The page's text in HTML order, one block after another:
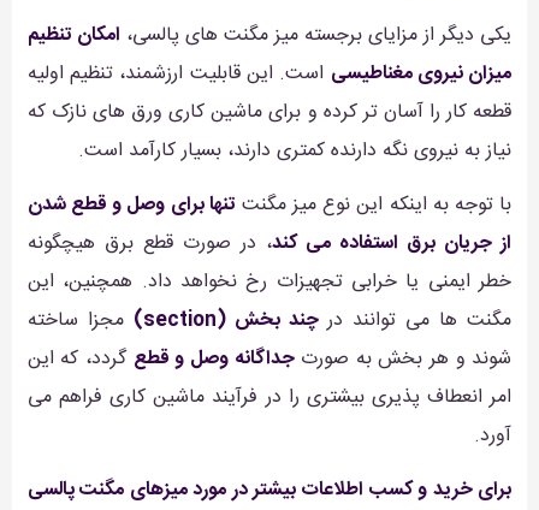
یکی دیگر از مزایای برجسته میز مگنت های پالسی، امکان تنظیم
میزان نیروی مغناطیسی است. این قابلیت ارزشمند، تنظیم اولیه
قطعه کار را آسان تر کرده و برای ماشین کاری ورق های نازک که
نیاز به نیروی نگه دارنده کمتری دارند، بسیار کارآمد است.
با توجه به اینکه این نوع میز مگنت تنها برای وصل و قطع شدن
از جریان برق استفاده می کند، در صورت قطع برق هیچگونه
خطر ایمنی یا خرابی تجهیزات رخ نخواهد داد. همچنین، این
مگنت ها می توانند درچند بخش (section)
مجزا ساخته
شوند و هر بخش به صورتجداگانه وصل و قطع گردد، که این
امر انعطاف پذیری بیشتری را در فرآیند ماشین کاری فراهم می
آورد.
برای خرید و کسب اطلاعات بیشتر در مورد میزهای مگنت پالسی